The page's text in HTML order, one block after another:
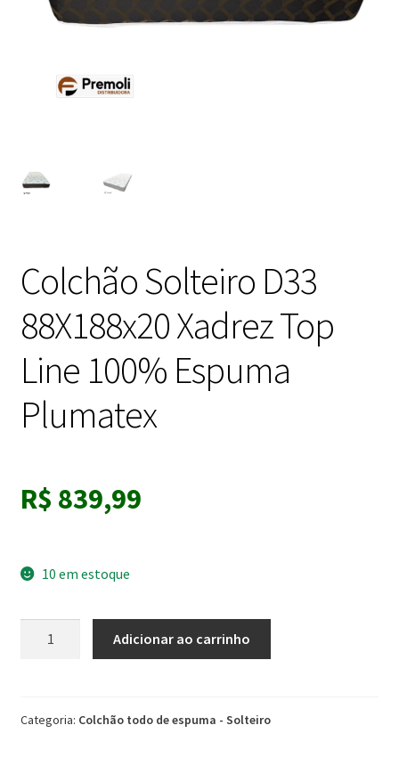
Colchão Solteiro D33
88X188x20 Xadrez Top
Line 100% Espuma
Plumatex
R$ 839,99
10 em estoque
Xadrez
Adicionar ao carrinho
Categoria: Colchão todo de espuma - Solteiro